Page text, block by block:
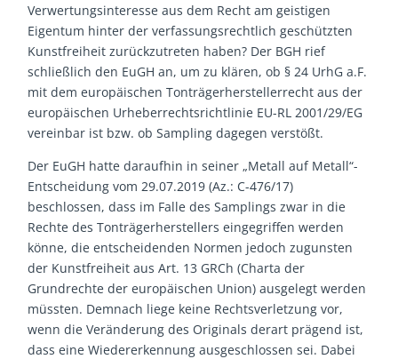
Verwertungsinteresse aus dem Recht am geistigen
Eigentum hinter der verfassungsrechtlich geschützten
Kunstfreiheit zurückzutreten haben? Der BGH rief
schließlich den EuGH an, um zu klären, ob § 24 UrhG a.F.
mit dem europäischen Tonträgerherstellerrecht aus der
europäischen Urheberrechtsrichtlinie EU-RL 2001/29/EG
vereinbar ist bzw. ob Sampling dagegen verstößt.
Der EuGH hatte daraufhin in seiner „Metall auf Metall“-
Entscheidung vom 29.07.2019 (Az.: C-476/17)
beschlossen, dass im Falle des Samplings zwar in die
Rechte des Tonträgerherstellers eingegriffen werden
könne, die entscheidenden Normen jedoch zugunsten
der Kunstfreiheit aus Art. 13 GRCh (Charta der
Grundrechte der europäischen Union) ausgelegt werden
müssten. Demnach liege keine Rechtsverletzung vor,
wenn die Veränderung des Originals derart prägend ist,
dass eine Wiedererkennung ausgeschlossen sei. Dabei